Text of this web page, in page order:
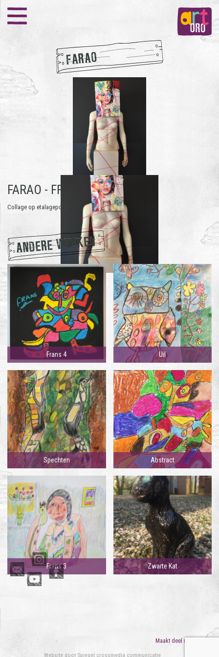
FARAO
FARAO - FRANS DONKERS
Collage op etalagepop | 2019
ANDERE WERKEN
Frans 4 Uil
Spechten Abstract
Frans 3 Zwarte Kat
Maakt deel uit van
Website door Spiegel crossmedia communicatie